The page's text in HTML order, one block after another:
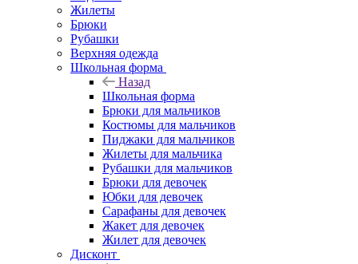
Жилеты
Брюки
Рубашки
Верхняя одежда
Школьная форма
Назад
Школьная форма
Брюки для мальчиков
Костюмы для мальчиков
Пиджаки для мальчиков
Жилеты для мальчика
Рубашки для мальчиков
Брюки для девочек
Юбки для девочек
Сарафаны для девочек
Жакет для девочек
Жилет для девочек
Дисконт